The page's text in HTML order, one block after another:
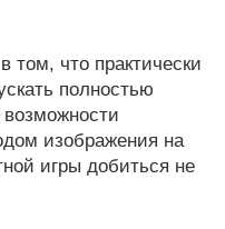
том, что практически
полностью
изображения на
игры добиться не